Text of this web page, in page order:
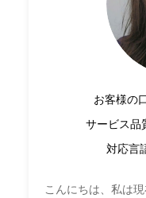
お客様の
サービス
対応言
こんにちは、私は